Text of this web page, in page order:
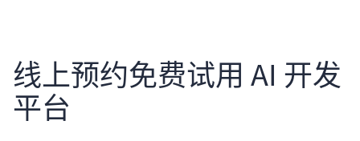
线上预约免费试用 AI 开发
平台